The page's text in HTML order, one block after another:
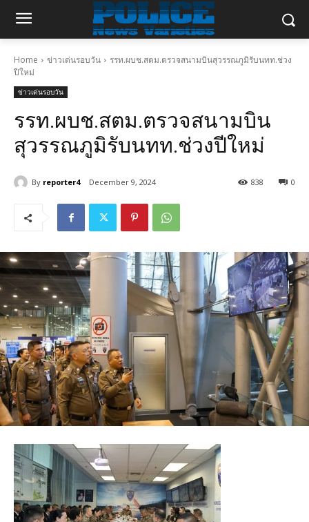
Home ข่าวเด่นรอบวัน
รรท.ผบช.สตม.ตรวจสนามบินสุวรรณภูมิรับนทท.ช่วง
ปีใหม่
ข่าวเด่นรอบวัน
รรท.ผบช.สตม.ตรวจสนามบิน
สุวรรณภูมิรับนทท.ช่วงปีใหม่
By reporter4 December 9, 2024 0
838